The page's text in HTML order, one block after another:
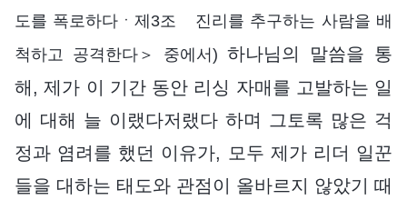
도를 폭로하다ㆍ제3조 진리를 추구하는 사람을 배
척하고 공격한다＞ 중에서) 하나님의 말씀을 통
해, 제가 이 기간 동안 리싱 자매를 고발하는 일
에 대해 늘 이랬다저랬다 하며 그토록 많은 걱
정과 염려를 했던 이유가, 모두 제가 리더 일꾼
들을 대하는 태도와 관점이 올바르지 않았기 때